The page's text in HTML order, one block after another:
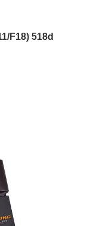
F18) 518d